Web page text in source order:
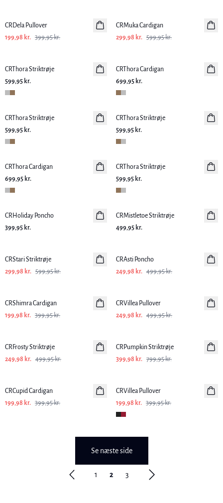
CRDela Pullover
199,98 kr. 399,95 kr.
CRMuka Cardigan
299,98 kr. 599,95 kr.
CRThora Striktrøje
599,95 kr.
CRThora Cardigan
699,95 kr.
CRThora Striktrøje
599,95 kr.
CRThora Striktrøje
599,95 kr.
CRThora Cardigan
699,95 kr.
CRThora Striktrøje
599,95 kr.
CRHoliday Poncho
399,95 kr.
CRMistletoe Striktrøje
499,95 kr.
CRStari Striktrøje
299,98 kr. 599,95 kr.
CRAsti Poncho
249,98 kr. 499,95 kr.
CRShimra Cardigan
199,98 kr. 399,95 kr.
CRVillea Pullover
249,98 kr. 499,95 kr.
CRFrosty Striktrøje
249,98 kr. 499,95 kr.
CRPumpkin Striktrøje
399,98 kr. 799,95 kr.
CRCupid Cardigan
199,98 kr. 399,95 kr.
CRVillea Pullover
199,98 kr. 399,95 kr.
Se næste side
1 2 3